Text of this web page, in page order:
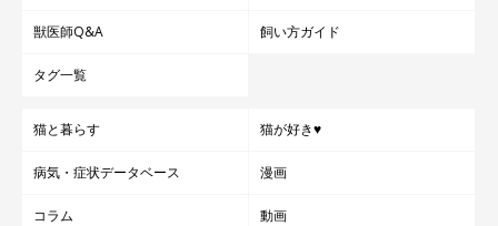
獣医師Q&A 飼い方ガイド
タグ一覧
猫と暮らす 猫が好き♥
病気・症状データベース 漫画
コラム 動画